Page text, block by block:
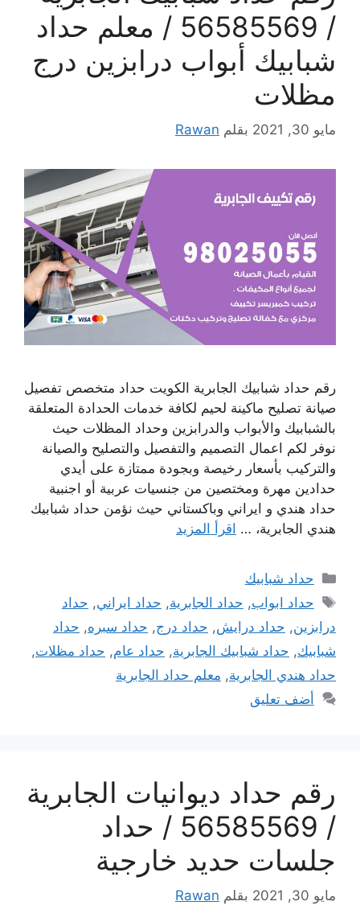
/ 56585569 / معلم حداد
شبابيك أبواب درابزين درج
مظلات
مايو 30, 2021 بقلم Rawan
رقم حداد شبابيك الجابرية الكويت حداد متخصص تفصيل
صيانة تصليح ماكينة لحيم لكافة خدمات الحدادة المتعلقة
بالشبابيك والأبواب والدرابزين وحداد المظلات حيث
نوفر لكم اعمال التصميم والتفصيل والتصليح والصيانة
والتركيب بأسعار رخيصة وبجودة ممتازة على أيدي
حدادين مهرة ومختصين من جنسيات عربية أو اجنبية
حداد هندي و ايراني وباكستاني حيث نؤمن حداد شبابيك
هندي الجابرية، … اقرأ المزيد
التصنيفات
حداد شبابيك
الوسوم
حداد ابواب, حداد الجابرية, حداد ايراني, حداد
درابزين, حداد درايش, حداد درج, حداد سبره, حداد
شبابيك, حداد شبابيك الجابرية, حداد عام, حداد مظلات,
حداد هندي الجابرية, معلم حداد الجابرية
أضف تعليق
رقم حداد ديوانيات الجابرية
/ 56585569 / حداد
جلسات حديد خارجية
مايو 30, 2021 بقلم Rawan